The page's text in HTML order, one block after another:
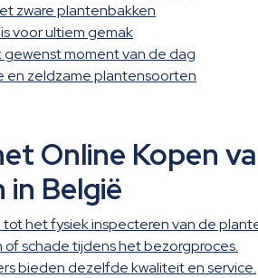
zware plantenbakken
voor ultiem gemak
moment van de dag
en zeldzame plantensoorten
Online Kopen
België
het fysiek inspecteren van de
schade tijdens het bezorgproces.
bieden dezelfde kwaliteit en service.